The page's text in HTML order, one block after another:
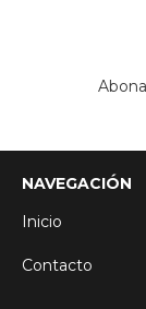
NAVEGACIÓN
Inicio
Contacto